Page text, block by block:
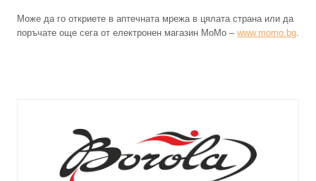
Може да го откриете в аптечната мрежа в цялата страна или да
поръчате още сега от електронен магазин MoMo – www.momo.bg